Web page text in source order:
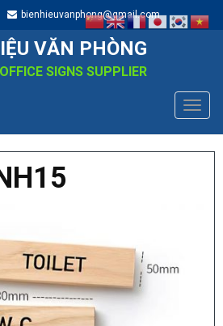
bienhieuvanphong@gmail.com
VĂN PHÒNG
SIGNS SUPPLIER